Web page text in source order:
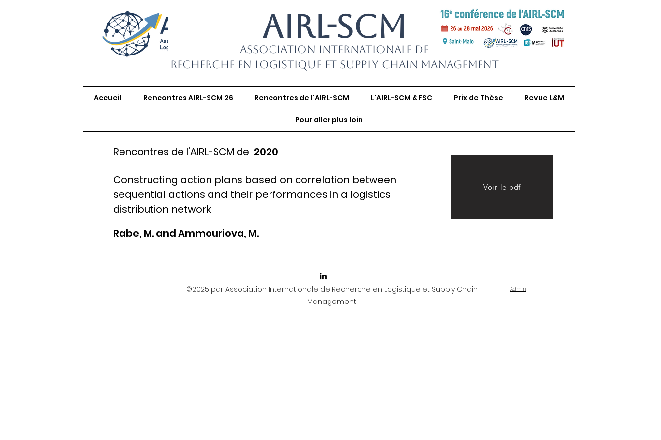
AIRL-SCM
Association Internationale de
Recherche en Logistique et Supply Chain Management
Accueil Rencontres AIRL-SCM 26 Rencontres de l'AIRL-SCM L'AIRL-SCM & FSC Prix de Thèse Revue L&M
Pour aller plus loin
Rencontres de l'AIRL-SCM de 2020
Constructing action plans based on correlation between
sequential actions and their performances in a logistics
distribution network
Rabe, M. and Ammouriova, M.
Voir le pdf
©2025 par Association Internationale de Recherche en Logistique et Supply Chain
Management
Admin